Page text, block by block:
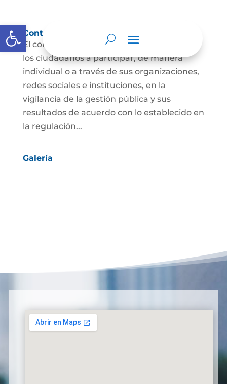
Abrir barra de herramientas
Control social
El control social es el derecho y el deber de
los ciudadanos a participar, de manera
individual o a través de sus organizaciones,
redes sociales e instituciones, en la
vigilancia de la gestión pública y sus
resultados de acuerdo con lo establecido en
la regulación...
Galería